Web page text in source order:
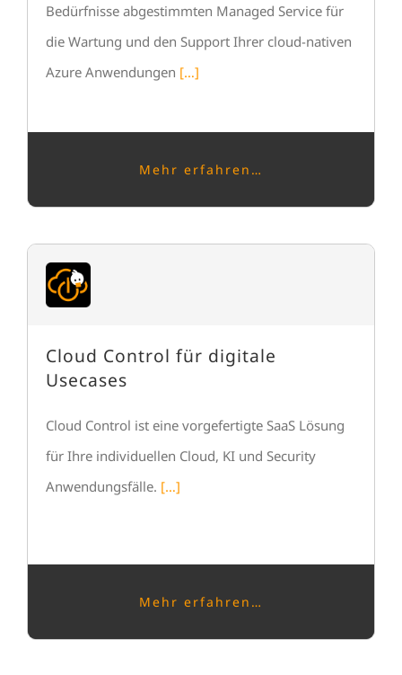
Bedürfnisse abgestimmten Managed Service für
die Wartung und den Support Ihrer cloud-nativen
Azure Anwendungen […]
Mehr erfahren…
Cloud Control für digitale
Usecases
Cloud Control ist eine vorgefertigte SaaS Lösung
für Ihre individuellen Cloud, KI und Security
Anwendungsfälle. […]
Mehr erfahren…